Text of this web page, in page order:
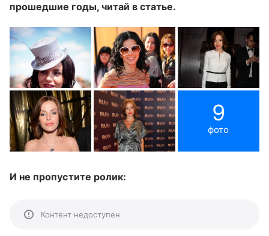
прошедшие годы, читай в статье.
9
фото
И не пропустите ролик:
Контент недоступен